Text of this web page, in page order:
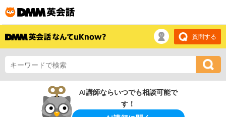
質問する
AI講師ならいつでも相談可能で
す！